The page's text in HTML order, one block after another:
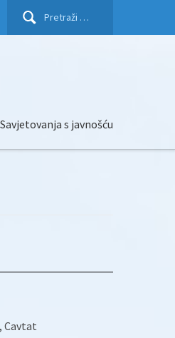
Pretraži:
Savjetovanja s javnošću
Cavtat